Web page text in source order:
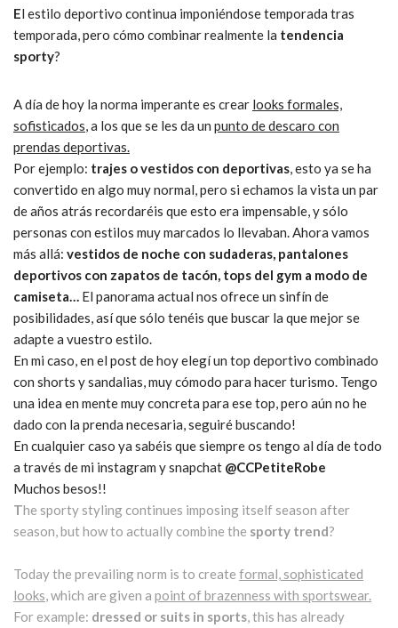
El estilo deportivo continua imponiéndose temporada tras
temporada, pero cómo combinar realmente la tendencia
sporty?
A día de hoy la norma imperante es crear looks formales,
sofisticados, a los que se les da un punto de descaro con
prendas deportivas.
Por ejemplo: trajes o vestidos con deportivas, esto ya se ha
convertido en algo muy normal, pero si echamos la vista un par
de años atrás recordaréis que esto era impensable, y sólo
personas con estilos muy marcados lo llevaban. Ahora vamos
más allá: vestidos de noche con sudaderas, pantalones
deportivos con zapatos de tacón, tops del gym a modo de
camiseta… El panorama actual nos ofrece un sinfín de
posibilidades, así que sólo tenéis que buscar la que mejor se
adapte a vuestro estilo.
En mi caso, en el post de hoy elegí un top deportivo combinado
con shorts y sandalias, muy cómodo para hacer turismo. Tengo
una idea en mente muy concreta para ese top, pero aún no he
dado con la prenda necesaria, seguiré buscando!
En cualquier caso ya sabéis que siempre os tengo al día de todo
a través de mi instagram y snapchat @CCPetiteRobe
Muchos besos!!
The sporty styling continues imposing itself season after
season, but how to actually combine the sporty trend?
Today the prevailing norm is to create formal, sophisticated
looks, which are given a point of brazenness with sportswear.
For example: dressed or suits in sports, this has already